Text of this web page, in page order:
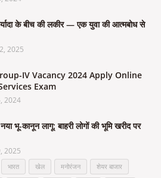
के बीच की लकीर — एक युवा की आत्मबोध से
2025
IV Vacancy 2024 Apply Online
Exam
2024
भू-कानून लागू: बाहरी लोगों की भूमि खरीद पर
2025
भारत खेल मनोरंजन शेयर बाजार